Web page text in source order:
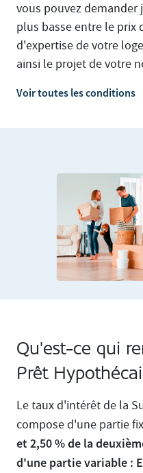
vous pouvez demander
plus basse entre le prix
d'expertise de votre
ainsi le projet de votre
Voir toutes les conditions
Qu'est-ce qui
Prêt
Le taux d'intérêt de la
compose d'une partie
et 2,50 % de la
d'une partie variable :